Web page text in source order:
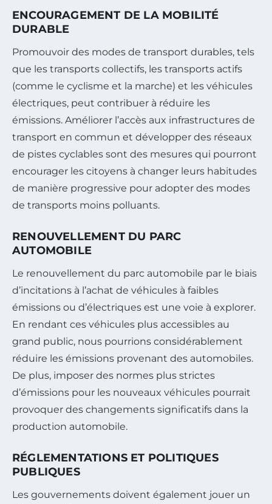
ENCOURAGEMENT DE LA MOBILITÉ
DURABLE
Promouvoir des modes de transport durables, tels
que les transports collectifs, les transports actifs
(comme le cyclisme et la marche) et les véhicules
électriques, peut contribuer à réduire les
émissions. Améliorer l’accès aux infrastructures de
transport en commun et développer des réseaux
de pistes cyclables sont des mesures qui pourront
encourager les citoyens à changer leurs habitudes
de manière progressive pour adopter des modes
de transports moins polluants.
RENOUVELLEMENT DU PARC
AUTOMOBILE
Le renouvellement du parc automobile par le biais
d’incitations à l’achat de véhicules à faibles
émissions ou d’électriques est une voie à explorer.
En rendant ces véhicules plus accessibles au
grand public, nous pourrions considérablement
réduire les émissions provenant des automobiles.
De plus, imposer des normes plus strictes
d’émissions pour les nouveaux véhicules pourrait
provoquer des changements significatifs dans la
production automobile.
RÉGLEMENTATIONS ET POLITIQUES
PUBLIQUES
Les gouvernements doivent également jouer un